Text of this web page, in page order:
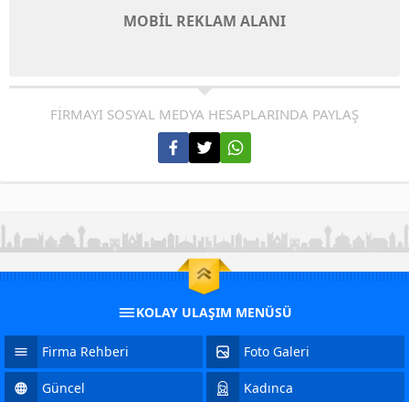
MOBİL REKLAM ALANI
FİRMAYI SOSYAL MEDYA HESAPLARINDA PAYLAŞ
KOLAY ULAŞIM MENÜSÜ
Firma Rehberi Foto Galeri
Güncel Kadınca